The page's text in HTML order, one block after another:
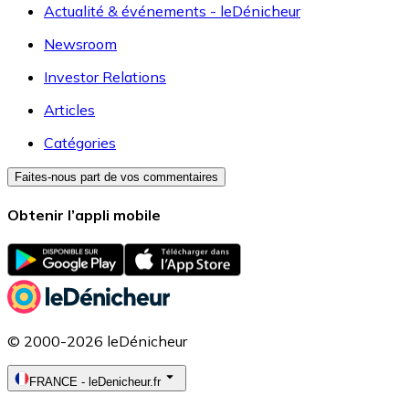
Actualité & événements - leDénicheur
Newsroom
Investor Relations
Articles
Catégories
Faites-nous part de vos commentaires
Obtenir l’appli mobile
© 2000-2026 leDénicheur
FRANCE - leDenicheur.fr